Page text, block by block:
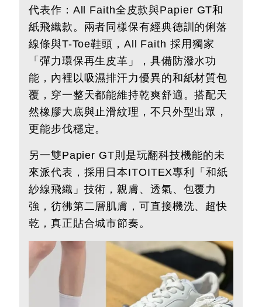
代表作：All Faith全皮款與Papier GT和
紙飛織款。兩者同樣保有經典德訓的俐落
線條與T-Toe鞋頭，All Faith 採用獨家
「彈力環保再生皮革」，具備防潑水功
能，內裡以吸濕排汗力優異的和紙材質包
覆，穿一整天都能維持乾爽舒適。搭配天
然橡膠大底與止滑紋理，不只外型出眾，
更能步伐穩定。
另一雙Papier GT則是玩翻科技機能的未
來派代表，採用日本ITOITEX專利「和紙
紗線飛織」技術，親膚、透氣、包覆力
強，彷彿第二層肌膚，可直接機洗、超快
乾，真正貼合城市節奏。